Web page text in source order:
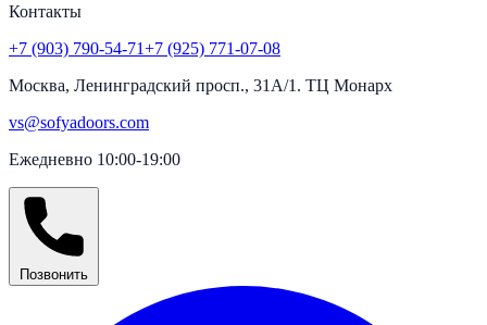
Контакты
+7 (903) 790-54-71+7 (925) 771-07-08
Москва, Ленинградский просп., 31А/1. ТЦ Монарх
vs@sofyadoors.com
Ежедневно 10:00-19:00
Позвонить